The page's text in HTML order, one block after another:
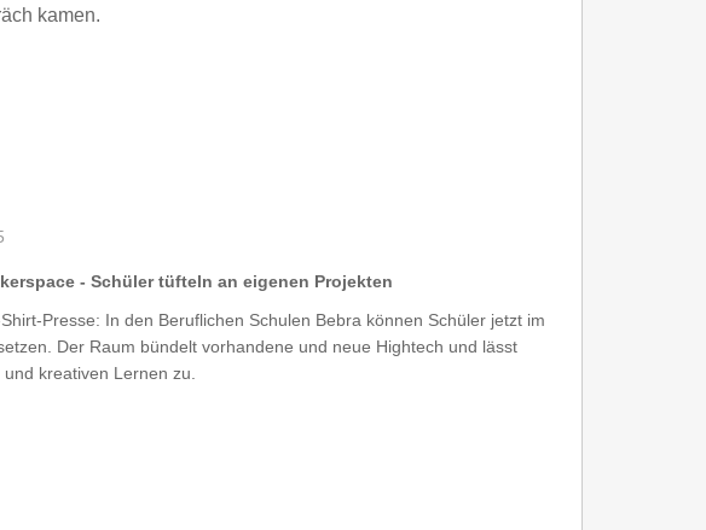
kamen.
- Schüler tüfteln an eigenen Projekten
Presse: In den Beruflichen Schulen Bebra können Schüler jetzt im
Der Raum bündelt vorhandene und neue Hightech und lässt
kreativen Lernen zu.